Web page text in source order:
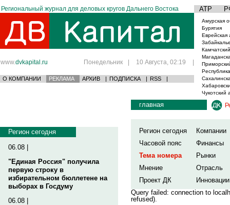
Региональный журнал для деловых кругов Дальнего Востока АТР
www.dvkapital.ru Понедельник | 10 Августа, 02:19 |
О КОМПАНИИ РЕКЛАМА АРХИВ | ПОДПИСКА | RSS |
Амурская
Бурятия
Еврейская
Чукотский
Регион сегодня
06.08 |
"Единая Россия" получила
первую строку в
избирательном бюллетене на
выборах в Госдуму
06.08 |
главная
Регион сегодня
Компании
Часовой пояс
Финансы
Тема номера
Рынки
Мнение
Отрасль
Проект ДК
Инновации
Query failed: connection to
refused).